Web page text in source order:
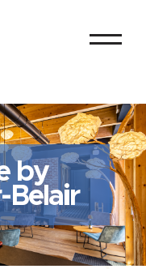
by
Belair